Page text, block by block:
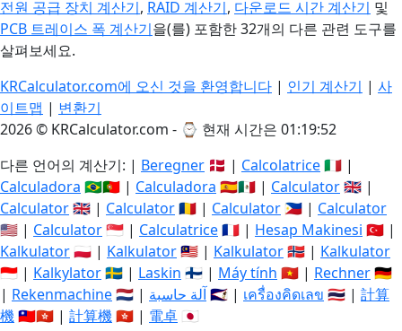
전원 공급 장치 계산기, RAID 계산기, 다운로드 시간 계산기 및
PCB 트레이스 폭 계산기을(를) 포함한 32개의 다른 관련 도구를
살펴보세요.
KRCalculator.com에 오신 것을 환영합니다 | 인기 계산기 | 사
이트맵 | 변환기
2026 © KRCalculator.com - ⌚ 현재 시간은 01:19:53
다른 언어의 계산기: | Beregner 🇩🇰 | Calcolatrice🇮🇹 |
Calculadora 🇧🇷🇵🇹 | Calculadora 🇪🇸🇲🇽 | Calculator🇬🇧 |
Calculator🇬🇧 | Calculator🇷🇴 | Calculator 🇵🇭 | Calculator
🇺🇸 | Calculator🇸🇬 | Calculatrice🇫🇷 | Hesap Makinesi 🇹🇷 |
Kalkulator🇵🇱 | Kalkulator🇲🇾 | Kalkulator🇳🇴 | Kalkulator
🇮🇩 | Kalkylator🇸🇪 | Laskin 🇫🇮 | Máy tính 🇻🇳 | Rechner🇩🇪
| Rekenmachine🇳🇱 | آلة حاسبة🇸🇦 | เครื่องคิดเลข 🇹🇭 | 計算
機🇹🇼🇭🇰 | 計算機🇭🇰 | 電卓 🇯🇵